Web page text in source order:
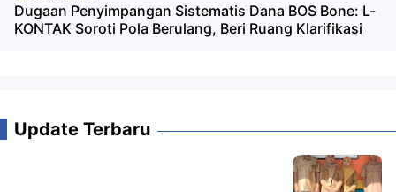
Dugaan Penyimpangan Sistematis Dana BOS Bone: L-
KONTAK Soroti Pola Berulang, Beri Ruang Klarifikasi
Update Terbaru